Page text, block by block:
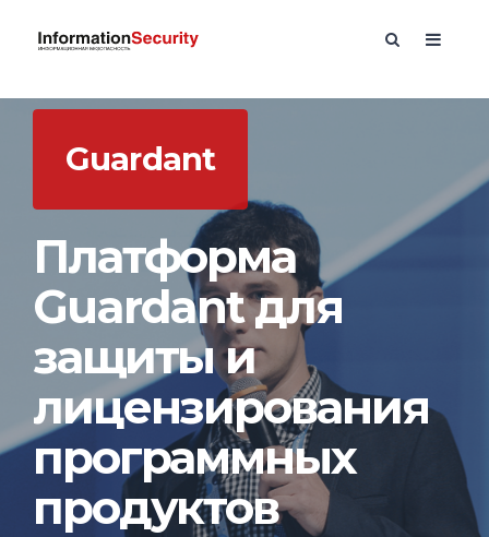
Guardant
Платформа
Guardant для
защиты и
лицензирования
программных
продуктов